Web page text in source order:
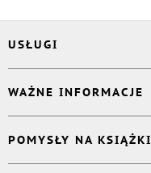
USŁUGI
Korektor
Projektant okładki
Druk Twojej książki
Publikacja
WAŻNE INFORMACJE
Książki Ridero
Pomoc
POMYSŁY NA KSIĄŻKI